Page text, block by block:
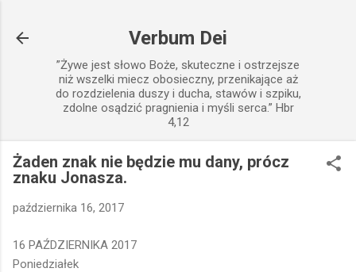
Verbum Dei
”Żywe jest słowo Boże, skuteczne i ostrzejsze
niż wszelki miecz obosieczny, przenikające aż
do rozdzielenia duszy i ducha, stawów i szpiku,
zdolne osądzić pragnienia i myśli serca.” Hbr
4,12
Żaden znak nie będzie mu dany, prócz
znaku Jonasza.
października 16, 2017
16 PAŹDZIERNIKA 2017
Poniedziałek